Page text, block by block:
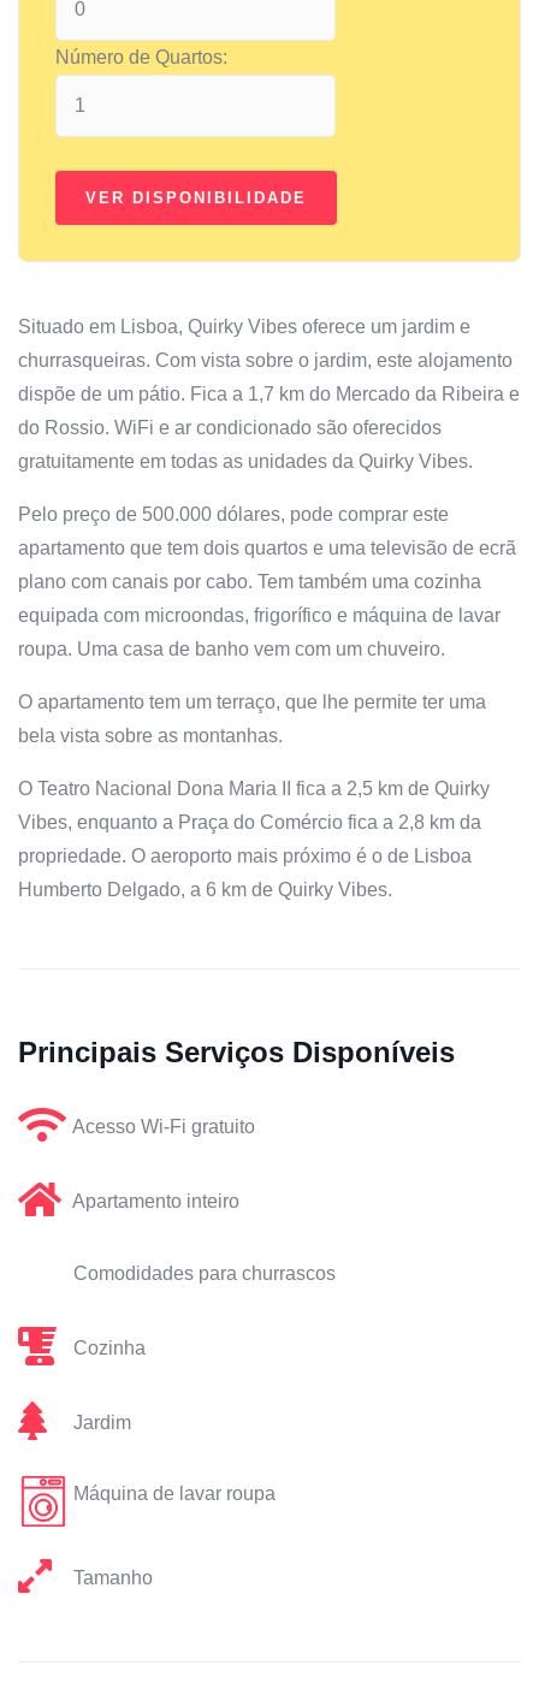
Número de Quartos:
Situado em Lisboa, Quirky Vibes oferece um jardim e
churrasqueiras. Com vista sobre o jardim, este alojamento
dispõe de um pátio. Fica a 1,7 km do Mercado da Ribeira e
do Rossio. WiFi e ar condicionado são oferecidos
gratuitamente em todas as unidades da Quirky Vibes.
Pelo preço de 500.000 dólares, pode comprar este
apartamento que tem dois quartos e uma televisão de ecrã
plano com canais por cabo. Tem também uma cozinha
equipada com microondas, frigorífico e máquina de lavar
roupa. Uma casa de banho vem com um chuveiro.
O apartamento tem um terraço, que lhe permite ter uma
bela vista sobre as montanhas.
O Teatro Nacional Dona Maria II fica a 2,5 km de Quirky
Vibes, enquanto a Praça do Comércio fica a 2,8 km da
propriedade. O aeroporto mais próximo é o de Lisboa
Humberto Delgado, a 6 km de Quirky Vibes.
Principais Serviços Disponíveis
Acesso Wi-Fi gratuito
Apartamento inteiro
Comodidades para churrascos
Cozinha
Jardim
Máquina de lavar roupa
Tamanho